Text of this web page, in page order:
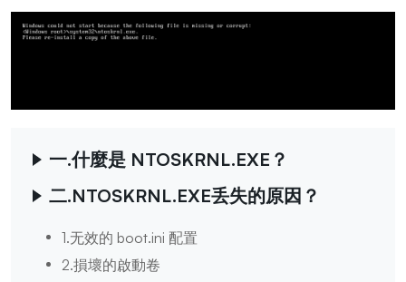
一.什麼是 NTOSKRNL.EXE？
二.NTOSKRNL.EXE丢失的原因？
1.无效的 boot.ini 配置
2.損壞的啟動卷